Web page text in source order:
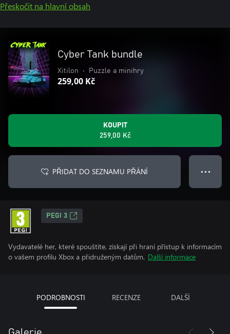
Přeskočit na hlavní obsah
Cyber Tank bundle
Xitilon • Puzzle a minihry
259,00 Kč
KOUPIT
259,00 Kč
PŘIDAT DO SEZNAMU PŘÁNÍ ● ● ●
PEGI 3
Vydavatelé her, které spouštíte, získají při hraní přístup k informacím
o vašem profilu Xbox a přidruženým datům. Další informace
PODROBNOSTI RECENZE DALŠÍ